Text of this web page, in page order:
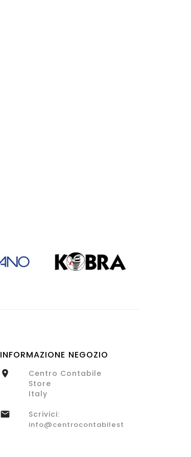
INFORMAZIONE NEGOZIO

Centro Contabile
Store
Italy
 Scrivici:
info@centrocontabilestore.com